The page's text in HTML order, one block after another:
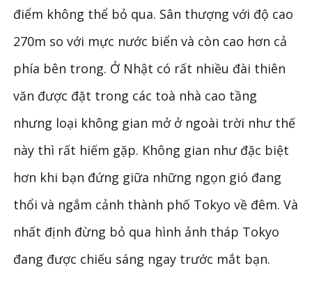
điểm không thể bỏ qua. Sân thượng với độ cao
270m so với mực nước biển và còn cao hơn cả
phía bên trong. Ở Nhật có rất nhiều đài thiên
văn được đặt trong các toà nhà cao tầng
nhưng loại không gian mở ở ngoài trời như thế
này thì rất hiếm gặp. Không gian như đặc biệt
hơn khi bạn đứng giữa những ngọn gió đang
thổi và ngắm cảnh thành phố Tokyo về đêm. Và
nhất định đừng bỏ qua hình ảnh tháp Tokyo
đang được chiếu sáng ngay trước mắt bạn.